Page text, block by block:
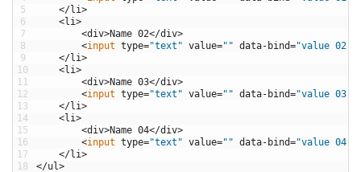
5
6
7
8
9
10
11
12
13
14
15
16
17
18
</li>
<li>
<div>Name 02</div>
<input type="text" value="" data- bind="value 02"
</li>
<li>
<div>Name 03</div>
<input type="text" value="" data- bind="value 03"
</li>
<li>
<div>Name 04</div>
<input type="text" value="" data- bind="value 04"
</li>
</ul>